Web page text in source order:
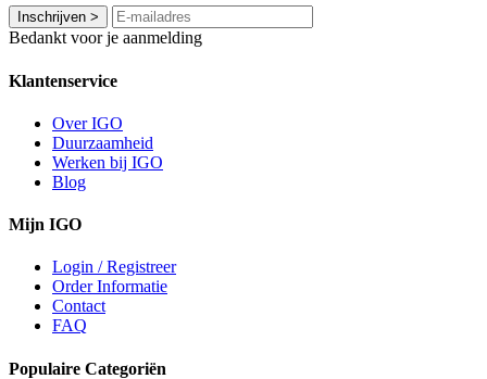
Inschrijven >
Bedankt voor je aanmelding
Klantenservice
Over IGO
Duurzaamheid
Werken bij IGO
Blog
Mijn IGO
Login / Registreer
Order Informatie
Contact
FAQ
Populaire Categoriën